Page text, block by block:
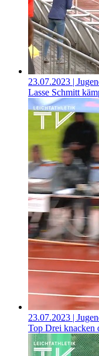
23.07.2023 |
Lasse Schmitt
23.07.2023 |
Top Drei knacken